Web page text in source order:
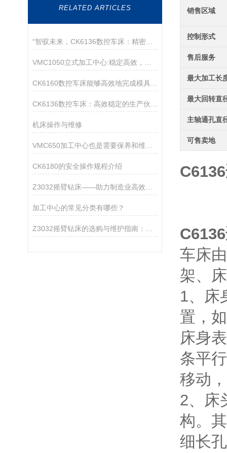
RELATED ARTICLES
“智驭未来，CK6136数控车床：精密制造的匠心巨匠“
CK6160数控车床能够高效地完成模具的粗加工、半精加工和精加工
机床操作与维修
CK6180的安全操作规程介绍
加工中心的常见分类有哪些？
销售区域
控制形式
售后服务
最大加工长
最大回转直
主轴通孔直
可售卖地
车床
架、
1、床
置，
床身
条平
移动
2、床
构。
细长